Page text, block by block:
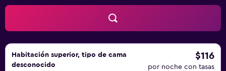
Habitación superior, tipo de cama
desconocido
$116
por noche con tasas